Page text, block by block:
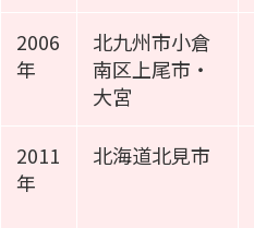
2006
年
北九州市小倉
南区上尾市・
大宮
2011
年
北海道北見市